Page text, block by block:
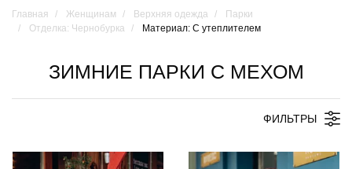
Главная Женщинам Верхняя одежда
Парки
Отделка: Чернобурка
Материал: С утеплителем
ЗИМНИЕ ПАРКИ С МЕХОМ
ФИЛЬТРЫ